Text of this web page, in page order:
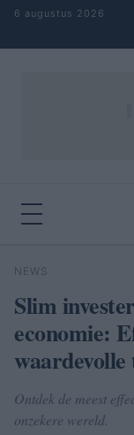
Naar inhoud springen
6 augustus 2026
Zoeken
NEWS
Slim
economie:
waardevolle
Ontdek de meest
onzekere wereld.